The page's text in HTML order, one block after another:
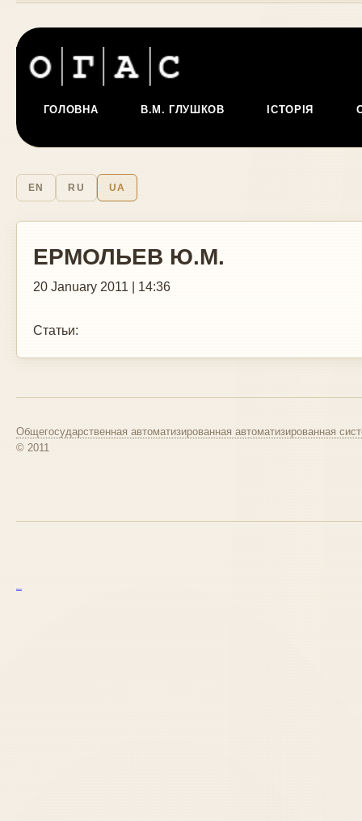
ГОЛОВНА В.М. ГЛУШКОВ ІСТОРІЯ
EN RU UA
ЕРМОЛЬЕВ Ю.М.
20 January 2011 | 14:36
Статьи:
Общегосударственная автоматизированная автоматизированная
© 2011